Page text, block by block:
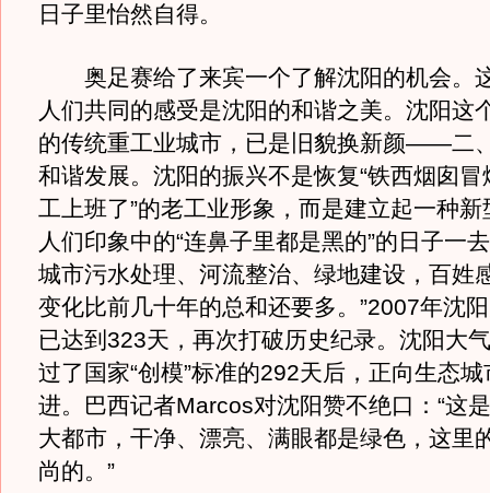
日子里怡然自得。
奥足赛给了来宾一个了解沈阳的机会。
人们共同的感受是沈阳的和谐之美。沈阳这
的传统重工业城市，已是旧貌换新颜——二
和谐发展。沈阳的振兴不是恢复“铁西烟囱
工上班了”的老工业形象，而是建立起一种
人们印象中的“连鼻子里都是黑的”的日子一
城市污水处理、河流整治、绿地建设，百姓
变化比前几十年的总和还要多。”2007年沈
已达到323天，再次打破历史纪录。沈阳大
过了国家“创模”标准的292天后，正向生态
进。巴西记者Marcos对沈阳赞不绝口：“这
大都市，干净、漂亮、满眼都是绿色，这里
尚的。”